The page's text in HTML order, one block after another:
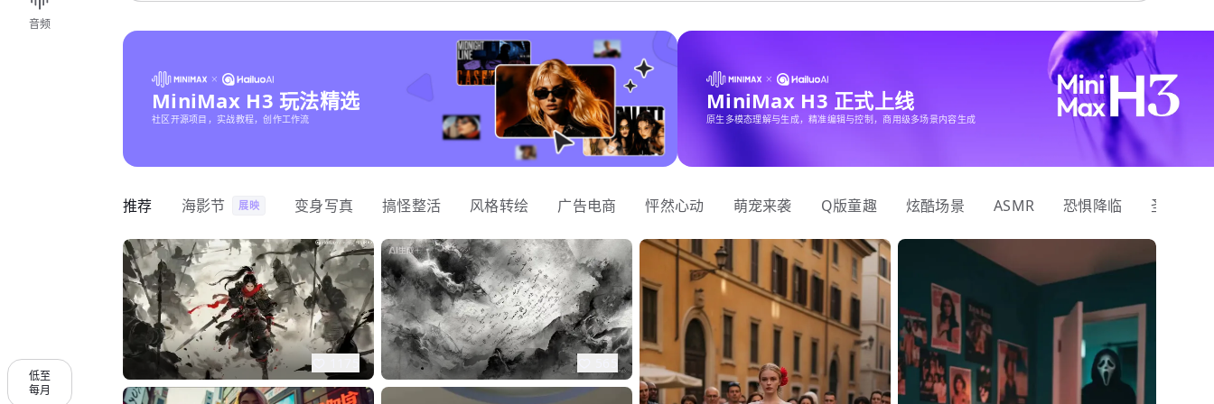
音频
低至
每月
MiniMax H3 玩法精选
社区开源项目，实战教程，创作工作流
MiniMax H3 正式上线
原生多模态理解与生成，精准编辑与控制，商用级多场景内容生成
推荐 海影节 展映 变身写真 搞怪整活 风格转绘 广告电商 怦然心动 萌宠来袭 Q版童趣 炫酷场景 ASMR 恐惧降临 圣诞狂欢